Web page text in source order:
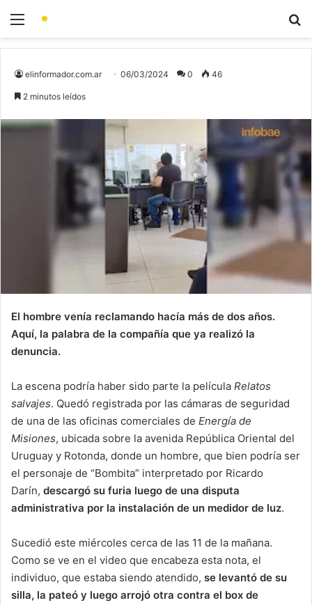
elinformador.com.ar 06/03/2024 0 46
2 minutos leídos
El hombre venía reclamando hacía más de dos años.
Aquí, la palabra de la compañía que ya realizó la
denuncia.
La escena podría haber sido parte la película Relatos
salvajes. Quedó registrada por las cámaras de seguridad
de una de las oficinas comerciales de Energía de
Misiones, ubicada sobre la avenida República Oriental del
Uruguay y Rotonda, donde un hombre, que bien podría ser
el personaje de “Bombita” interpretado por Ricardo
Darín, descargó su furia luego de una disputa
administrativa por la instalación de un medidor de luz.
Sucedió este miércoles cerca de las 11 de la mañana.
Como se ve en el video que encabeza esta nota, el
individuo, que estaba siendo atendido, se levantó de su
silla, la pateó y luego arrojó otra contra el box de